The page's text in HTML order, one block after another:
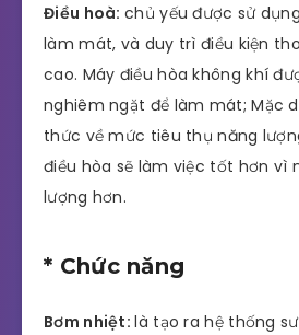
Điều hoà: chủ yếu được sử
làm mát, và duy trì điều kiện
cao. Máy điều hòa không khí
nghiêm ngặt để làm mát; Mặc
thức về mức tiêu thụ năng
điều hòa sẽ làm việc tốt hơn vì
lượng hơn.
* Chức năng
Bơm nhiệt:là tạo ra hệ thống